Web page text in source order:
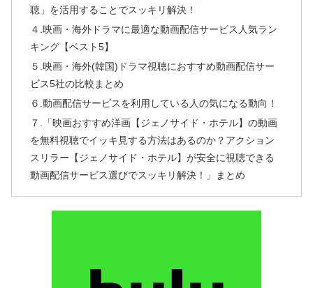
聴」を活用することでスッキリ解決！
４.映画・海外ドラマに最適な動画配信サービス人気ラン
キング【ベスト5】
５.映画・海外(韓国)ドラマ視聴におすすめ動画配信サー
ビス5社の比較まとめ
６.動画配信サービスを利用している人の気になる動向！
７.「映画おすすめ洋画【ジェノサイド・ホテル】の動画
を無料視聴でイッキ見する方法はあるのか？アクション
スリラー【ジェノサイド・ホテル】が安全に視聴できる
動画配信サービス選びでスッキリ解決！」まとめ